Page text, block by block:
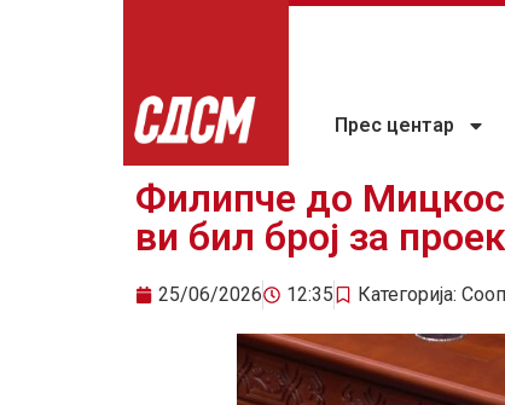
Прес центар
Филипче до
ви бил број за
25/06/2026 12:35 Категорија: